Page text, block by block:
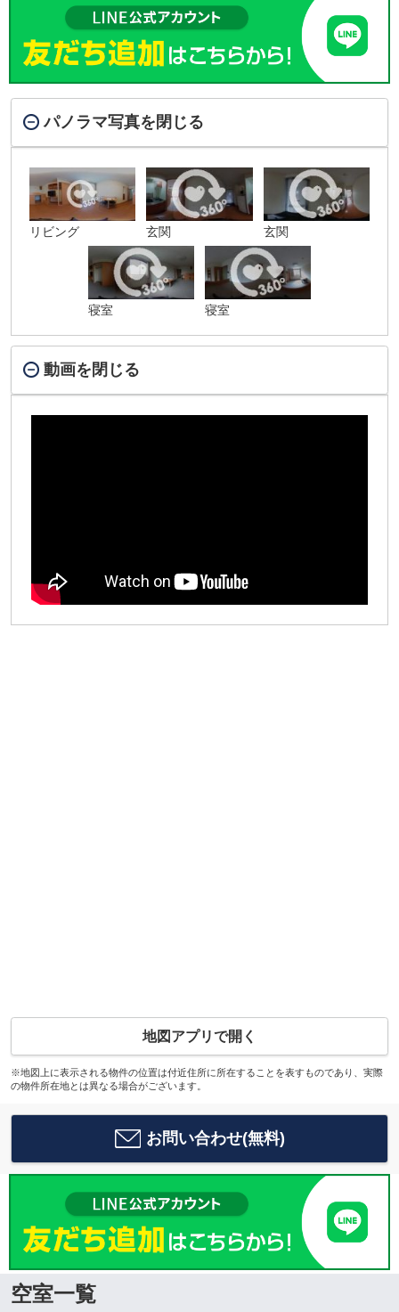
パノラマ写真を閉じる
リビング 玄関 玄関
寝室 寝室
動画を閉じる
地図アプリで開く
※地図上に表示される物件の位置は付近住所に所在することを表すものであり、実際
の物件所在地とは異なる場合がございます。
お問い合わせ(無料)
空室一覧